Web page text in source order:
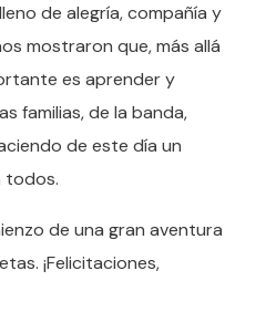
de alegría, compañía y
mostraron que, más allá
es aprender y
familias, de la banda,
de este día un
todos.
de una gran aventura
¡Felicitaciones,